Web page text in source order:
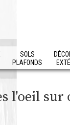
SOLS
PLAFONDS
l'oeil sur